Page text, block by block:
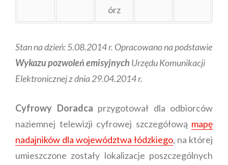
órz
Stan na dzień: 5.08.2014 r. Opracowano na podstawie
Wykazu pozwoleń emisyjnych Urzędu Komunikacji
Elektronicznej z dnia 29.04.2014 r.
Cyfrowy Doradca przygotował dla odbiorców
naziemnej telewizji cyfrowej szczegółową mapę
nadajników dla województwa łódzkiego, na której
umieszczone zostały lokalizacje poszczególnych